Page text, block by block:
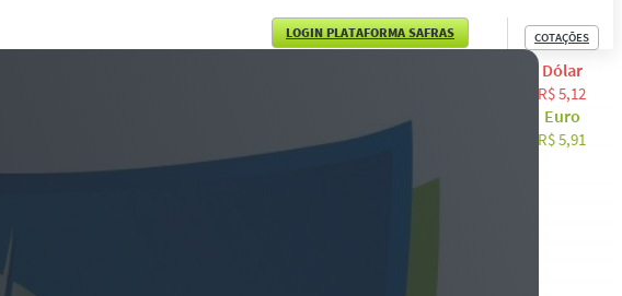
LOGIN PLATAFORMA SAFRAS COTAÇÕES
Dólar
R$ 5,12
Euro
R$ 5,91